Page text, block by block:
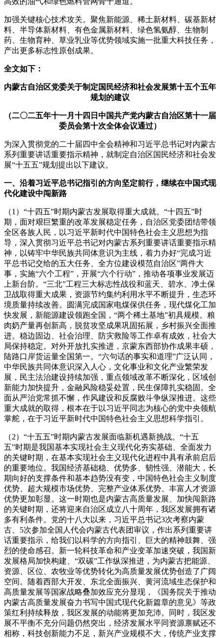
加强关键核心技术攻关。聚焦新能源、稀土新材料、碳基新材
料、半导体新材料、有色金属新材料、绿色氢氨醇、生物制
药、生物育种、草业乳业等优势领域实施一批重大科技任务，
产出更多标志性原创成果。
全文如下：
内蒙古自治区党委关于制定国民经济和社会发展第十五个五年
规划的建议
（二〇二五年十一月十四日中国共产党内蒙古自治区第十一届
委员会第十次全体会议通过）
为深入贯彻党的二十届四中全会精神和习近平总书记对内蒙古
系列重要讲话重要指示精神，就制定自治区国民经济和社会发
展“十五五”规划提出以下建议。
一、沿着习近平总书记指引的方向坚定前行，继续在中国式现
代化建设中闯新路
（1）“十四五”时期内蒙古发展取得重大成就。“十四五”时
期，面对艰巨繁重的改革发展稳定任务，自治区党委团结带领
全区各族人民，以习近平新时代中国特色社会主义思想为指
导，深入贯彻习近平总书记对内蒙古系列重要讲话重要指示精
神，以铸牢中华民族共同体意识为主线，着力办好“完成习近
平总书记交给的五大任务、全方位建设模范自治区”两件大
事，实施“六个工程”，开展“六个行动”，推动各项事业发展迈
上新台阶。“三北”工程三大标志性战役和蓝天、碧水、净土保
卫战取得重大成果，资源节约集约利用水平不断提升，生态环
境质量持续改善。圆满完成国家电煤保供任务，现代煤化工加
快发展，新能源建设领跑全国，“两个稀土基地”初具规模。粮
肉奶产量再创新高，脱贫攻坚成果巩固拓展，乡村振兴全面推
进。稳边固边、社会治理、防灾救险等工作卓有成效，社会大
局保持稳定。对外开放扎实推进，京蒙东西部协作成果丰硕，
陆路口岸货运量全国第一。“六句话的事实和道理”广泛认同，
中华民族共同体意识深入人心，文化事业和文化产业繁荣发
展，民主法治建设持续加强，重点领域改革不断深化，区域创
新能力加快提升，金融风险稳妥处置，民生保障扎实稳固。全
面从严治党常抓不懈，作风建设和反腐败斗争纵深推进。这些
重大成就的取得，根本在于以习近平同志为核心的党中央领航
掌舵，在于习近平新时代中国特色社会主义思想科学指引。
（2）“十五五”时期内蒙古发展面临新机遇新挑战。“十五
五”时期是我国基本实现社会主义现代化夯实基础、全面发力
的关键时期，在基本实现社会主义现代化进程中具有承前启后
的重要地位。我国经济基础稳、优势多、韧性强、潜能大，长
期向好的支撑条件和基本趋势没有变，中国特色社会主义制度
优势、超大规模市场优势、完整产业体系优势、丰富人才资源
优势更加彰显。这一时期也是内蒙古高质量发展、加快闯新路
的关键时期，还将迎来自治区成立八十周年，我区发展拥有诸
多有利条件。党的十八大以来，习近平总书记3次考察内蒙
古、5次参加全国人代会内蒙古代表团审议，作出系列重要讲
话重要指示，给我们以科学的方向指引、巨大的精神鼓舞、强
烈的使命感召。新一轮科技革命和产业变革加速突破，我国新
发展格局加快构建、“双碳”工作纵深推进，为内蒙古把能源、
资源、区位、农牧业等优势转化为高质量发展优势创造了广阔
空间。随着西部大开发、东北全面振兴、黄河流域生态保护和
高质量发展等国家战略叠加效应充分显现，《国务院关于推动
内蒙古高质量发展奋力书写中国式现代化新篇章的意见》等政
策红利持续释放，我区发展的动能将更加充沛。同时，我区发
展不平衡不充分问题仍然突出，经济发展水平同资源禀赋还不
相称，科技创新能力不足，新兴产业规模不大，传统产业支撑